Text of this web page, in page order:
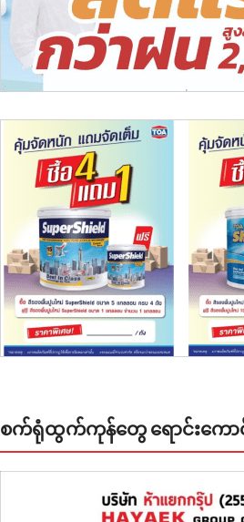
LEATHER CASES
Condimentum curabitur vestibulum
စက်ရုံထွက်ကုန်တွေ ရောင်းကေ